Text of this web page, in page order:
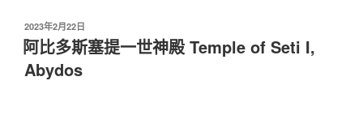
发
布
于
2023年2月22日
阿比多斯塞提一世神殿 Temple of Seti I,
Abydos